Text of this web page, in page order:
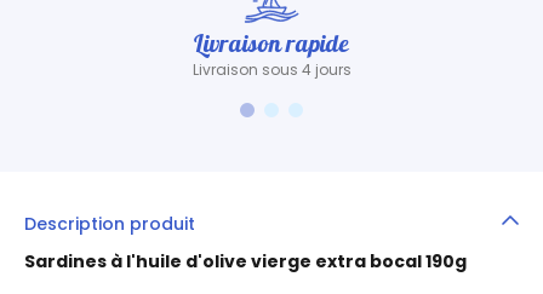
Livraison rapide
Livraison sous 4 jours
Description produit
Sardines à l'huile d'olive vierge extra bocal 190g